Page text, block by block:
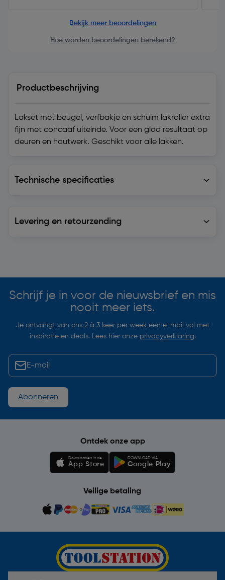
Bekijk meer beoordelingen
Hoe worden beoordelingen berekend?
Productbeschrijving
Lakset met beugel, verfbakje en schuim lakroller extra
fijn met concaaf uiteinde. Voor een glad resultaat op
deuren en houtwerk. Geschikt voor alle lakken.
Technische specificaties
Levering en retourzending
Schrijf je in voor de nieuwsbrief en mis
nooit meer iets.
Je ontvangt van ons 2 à 3 keer per week een e-mail vol met
inspiratie en deals. Lees hier onze privacyverklaring.
Abonneren
Ontdek onze app
Downloaden in de
App Store
DOWNLOAD VIA
Google Play
Veilige betaling